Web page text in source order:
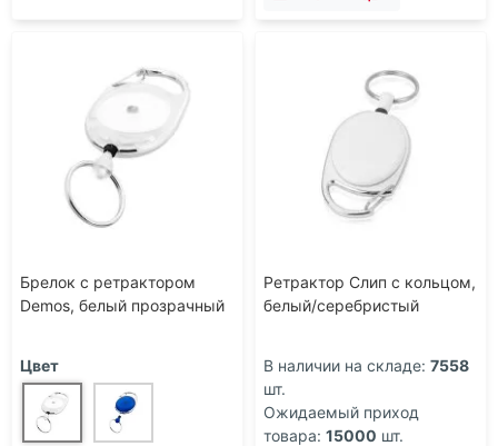
Брелок с ретрактором
Demos, белый прозрачный
Цвет
Ретрактор Слип с кольцом,
белый/серебристый
В наличии на складе: 7558
шт.
Ожидаемый приход
товара: 15000 шт.